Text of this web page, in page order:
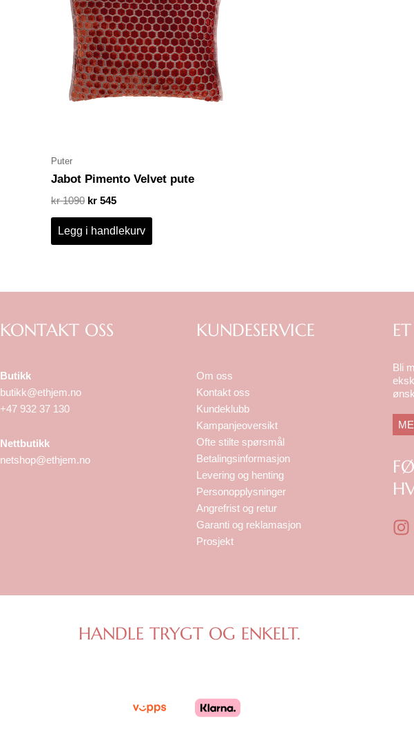
Puter
Jabot Pimento Velvet pute
kr1090 kr 545
Legg i handlekurv
KONTAKT OSS
Butikk
butikk@ethjem.no
+47 932 37 130
Nettbutikk
netshop@ethjem.no
KUNDESERVICE
Om oss
Kontakt oss
Kundeklubb
Kampanjeoversikt
Ofte stilte spørsmål
Betalingsinformasjon
Levering og henting
Personopplysninger
Angrefrist og retur
Garanti og reklamasjon
Prosjekt
Bli
I
a
HANDLE TRYGT OG ENKELT.